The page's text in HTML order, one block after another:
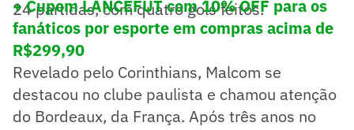
24 partidas, com quatro gols feitos.
+ Cupom LANCEFUT com 10% OFF para os
fanáticos por esporte em compras acima de
R$299,90
Revelado pelo Corinthians, Malcom se
destacou no clube paulista e chamou atenção
do Bordeaux, da França. Após três anos no